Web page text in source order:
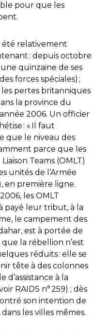
pour que les
été relativement
: depuis octobre
quinzaine de ses
forces spéciales) ;
les pertes britanniques
la province du
2006. Un officier
: «
Il faut
que le niveau des
parce que les
Teams (OMLT)
unités de l’Armée
en première ligne.
les OMLT
payé leur tribut, à la
le campement des
est à portée de
la rébellion n’est
réduits : elle se
tête à des colonnes
d’assistance à la
RAIDS n° 259) ; dès
son intention de
les villes mêmes.